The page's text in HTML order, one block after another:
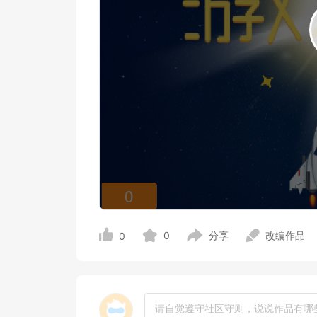
0 0 分享 改编作品